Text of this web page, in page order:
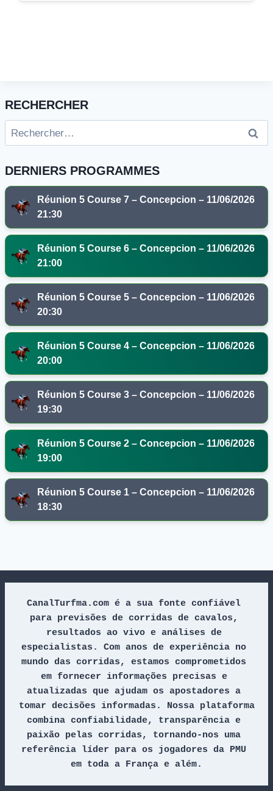
RECHERCHER
Rechercher :
DERNIERS PROGRAMMES
Réunion 5 Course 7 – Concepcion – 11/06/2026
21:30
Réunion 5 Course 6 – Concepcion – 11/06/2026
21:00
Réunion 5 Course 5 – Concepcion – 11/06/2026
20:30
Réunion 5 Course 4 – Concepcion – 11/06/2026
20:00
Réunion 5 Course 3 – Concepcion – 11/06/2026
19:30
Réunion 5 Course 2 – Concepcion – 11/06/2026
19:00
Réunion 5 Course 1 – Concepcion – 11/06/2026
18:30
CanalTurfma.com é a sua fonte confiável
para previsões de corridas de cavalos,
resultados ao vivo e análises de
especialistas. Com anos de experiência no
mundo das corridas, estamos comprometidos
em fornecer informações precisas e
atualizadas que ajudam os apostadores a
tomar decisões informadas. Nossa plataforma
combina confiabilidade, transparência e
paixão pelas corridas, tornando-nos uma
referência líder para os jogadores da PMU
em toda a França e além.